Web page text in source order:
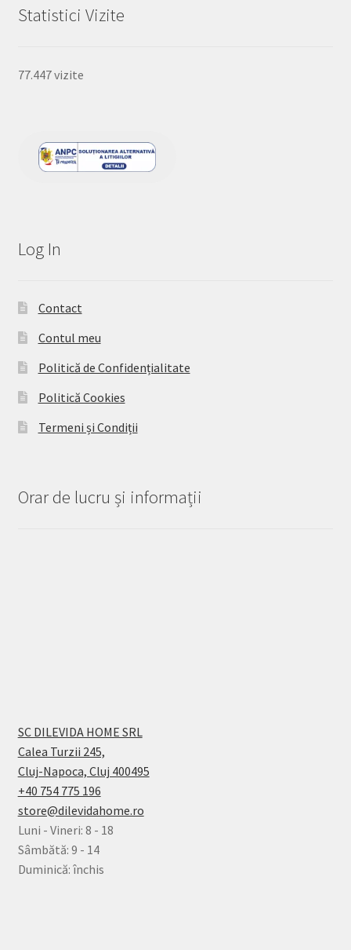
Statistici Vizite
77.447 vizite
Log In
Contact
Contul meu
Politică de Confidențialitate
Politică Cookies
Termeni și Condiții
Orar de lucru și informații
SC DILEVIDA HOME SRL
Calea Turzii 245,
Cluj-Napoca, Cluj 400495
+40 754 775 196
store@dilevidahome.ro
Luni - Vineri: 8 - 18
Sâmbătă: 9 - 14
Duminică: închis